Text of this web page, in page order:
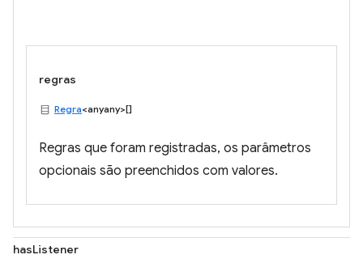
regras
Regra<anyany>[]
Regras que foram registradas, os parâmetros
opcionais são preenchidos com valores.
hasListener